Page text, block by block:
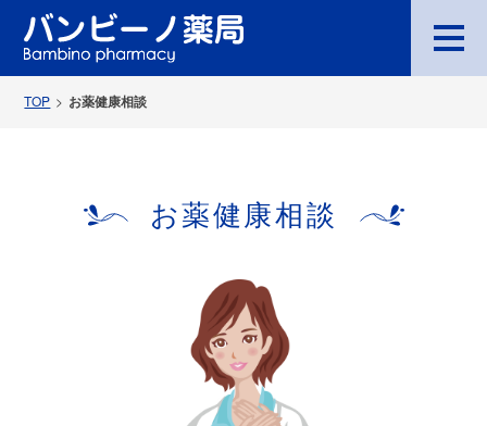
TOP お薬健康相談
お薬健康相談